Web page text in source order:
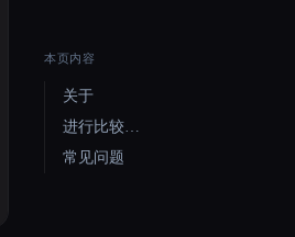
本页内容
关于
进行比较…
常见问题